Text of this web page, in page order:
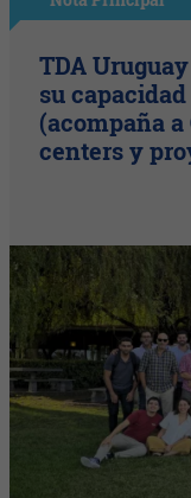
TDA
su
(acompaña
centers y